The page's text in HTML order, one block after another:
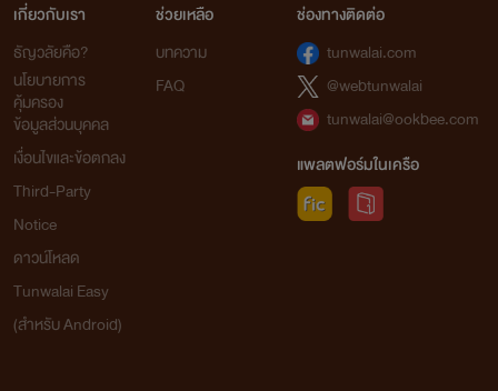
เกี่ยวกับเรา
ธัญวลัยคือ?
นโยบายการ
คุ้มครอง
ข้อมูลส่วนบุคคล
เงื่อนไขและข้อตกลง
Third-Party
Notice
ดาวน์โหลด
Tunwalai Easy
(สำหรับ Android)
ช่วยเหลือ
บทความ
FAQ
ช่องทางติดต่อ
tunwalai.com
@webtunwalai
tunwalai@ookbee.com
แพลตฟอร์มในเครือ